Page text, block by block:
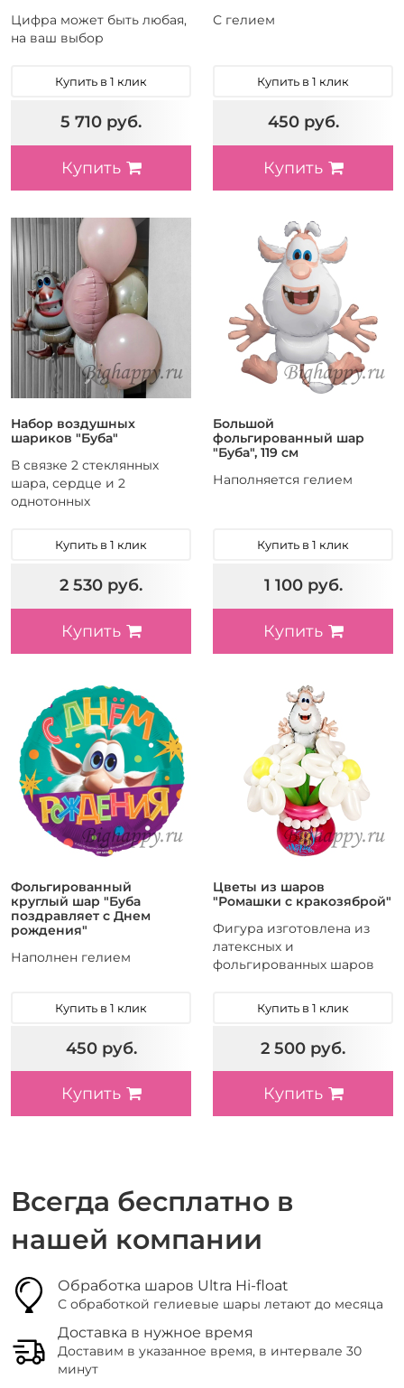
Цифра может быть любая,
на ваш выбор
Купить в 1 клик
5 710 руб.
Купить
С гелием
Купить в 1 клик
450 руб.
Купить
Набор воздушных
шариков "Буба"
В связке 2 стеклянных
шара, сердце и 2
однотонных
Купить в 1 клик
2 530 руб.
Купить
Большой
фольгированный шар
"Буба", 119 см
Наполняется гелием
Купить в 1 клик
1 100 руб.
Купить
Фольгированный
круглый шар "Буба
поздравляет с Днем
рождения"
Наполнен гелием
Купить в 1 клик
450 руб.
Купить
Цветы из шаров
"Ромашки с кракозяброй"
Фигура изготовлена из
латексных и
фольгированных шаров
Купить в 1 клик
2 500 руб.
Купить
Всегда бесплатно в
нашей компании
Обработка шаров Ultra Hi-float
С обработкой гелиевые шары летают до месяца
Доставка в нужное время
Доставим в указанное время, в интервале 30
минут